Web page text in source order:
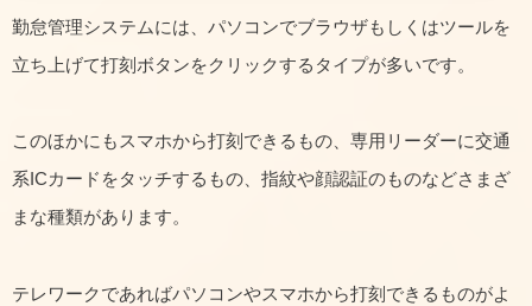
勤怠管理システムには、パソコンでブラウザもしくはツールを
立ち上げて打刻ボタンをクリックするタイプが多いです。
このほかにもスマホから打刻できるもの、専用リーダーに交通
系ICカードをタッチするもの、指紋や顔認証のものなどさまざ
まな種類があります。
テレワークであればパソコンやスマホから打刻できるものがよ